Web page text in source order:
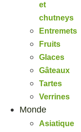
et
chutneys
Entremets
Fruits
Glaces
Gâteaux
Tartes
Verrines
Monde
Asiatique